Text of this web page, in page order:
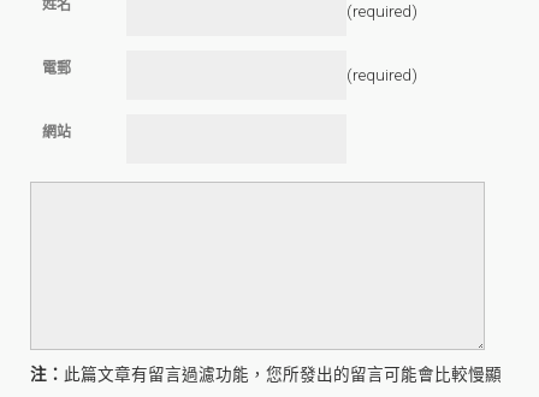
姓名 (required)
電郵 (required)
網站
注： 此篇文章有留言過濾功能，您所發出的留言可能會比較慢顯